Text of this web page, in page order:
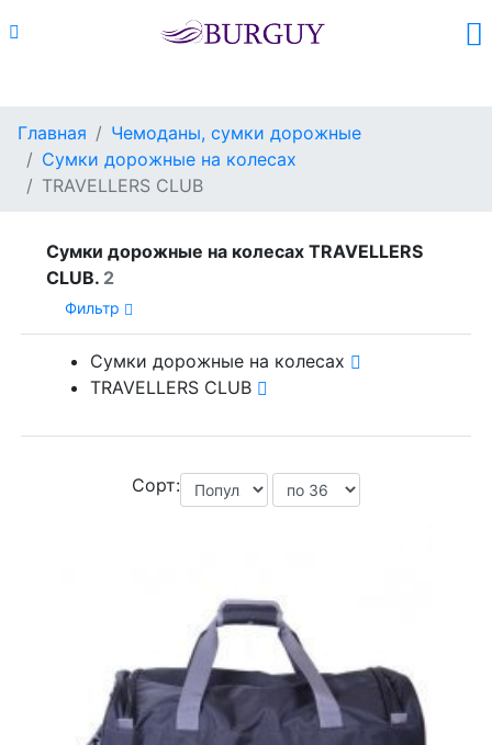
Главная
Чемоданы, сумки дорожные
Сумки дорожные на колесах
TRAVELLERS CLUB
Сумки дорожные на колесах TRAVELLERS
CLUB. 2
Фильтр
Сумки дорожные на колесах
TRAVELLERS CLUB
Сорт: